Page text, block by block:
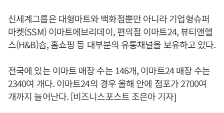
신세계그룹은 대형마트와 백화점뿐만 아니라 기업형슈퍼
마켓(SSM) 이마트에브리데이, 편의점 이마트24, 뷰티앤헬
스(H&B)숍, 홈쇼핑 등 대부분의 유통채널을 보유하고 있다.
전국에 있는 이마트 매장 수는 146개, 이마트24 매장 수는
2340여 개다. 이마트24의 경우 올해 안에 점포가 2700여
개까지 늘어난다. [비즈니스포스트 조은아 기자]